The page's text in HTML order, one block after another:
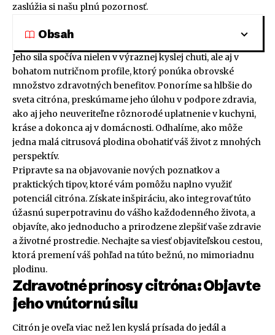
zaslúžia si našu plnú pozornosť.
Obsah
Jeho sila spočíva nielen v výraznej kyslej chuti, ale aj v
bohatom nutričnom profile, ktorý ponúka obrovské
množstvo zdravotných benefitov. Ponoríme sa hlbšie do
sveta citróna, preskúmame jeho úlohu v podpore zdravia,
ako aj jeho neuveriteľne rôznorodé uplatnenie v kuchyni,
kráse a dokonca aj v domácnosti. Odhalíme, ako môže
jedna malá citrusová plodina obohatiť váš život z mnohých
perspektív.
Pripravte sa na objavovanie nových poznatkov a
praktických tipov, ktoré vám pomôžu naplno využiť
potenciál citróna. Získate inšpiráciu, ako integrovať túto
úžasnú superpotravinu do vášho každodenného života, a
objavíte, ako jednoducho a prirodzene zlepšiť vaše zdravie
a životné prostredie. Nechajte sa viesť objaviteľskou cestou,
ktorá premení váš pohľad na túto bežnú, no mimoriadnu
plodinu.
Zdravotné prínosy citróna: Objavte
jeho vnútornú silu
Citrón je oveľa viac než len kyslá prísada do jedál a